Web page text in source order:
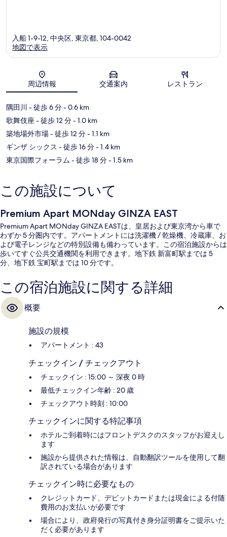
地図
入船 1-9-12, 中央区, 東京都, 104-0042
地図で表示
周辺情報 交通案内 レストラン
隅田川 - 徒歩 6 分- 0.6 km
歌舞伎座 - 徒歩 12 分- 1.0 km
築地場外市場- 徒歩 12 分- 1.1 km
ギンザ シックス - 徒歩 16 分- 1.4 km
東京国際フォーラム - 徒歩 18 分- 1.5 km
この施設について
Premium Apart MONday GINZA EAST
Premium Apart MONday GINZA EASTは、皇居および東京湾から車で
わずか 5 分圏内です。アパートメントには洗濯機 / 乾燥機、冷蔵庫、お
よび電子レンジなどの特別設備も備わっています。この宿泊施設からは
歩いてすぐ公共交通機関を利用できます。地下鉄 新富町駅までは 5
分、地下鉄 宝町駅までは 10 分です。
この宿泊施設に関する詳細
概要
施設の規模
アパートメント : 43
チェックイン / チェックアウト
チェックイン : 15:00 ～ 深夜 0 時
最低チェックイン年齢 : 20 歳
チェックアウト時刻 : 10:00
チェックインに関する特記事項
ホテルご到着時にはフロントデスクのスタッフがお迎えし
ます
施設から提供された情報は、自動翻訳ツールを使用して翻
訳されている場合があります
チェックイン時に必要なもの
クレジットカード、デビットカードまたは現金による付随
費用のお支払いが必要です
場合により、政府発行の写真付き身分証明書をご提示いた
だく必要があります